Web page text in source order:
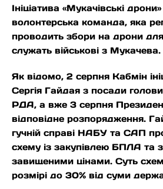
Ініціатива «Мукачівські
волонтерська команда, яка
проводить збори на дрони для
служать військові з Мукачева.
Як відомо, 2 серпня Кабмін
Сергія Гайдая з посади
РДА, а вже 3 серпня
відповідне розпорядження.
гучній справі НАБУ та САП
схему із закупівлею БПЛА та
завищеними цінами. Суть
розмірі до 30% від суми